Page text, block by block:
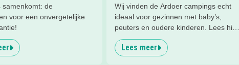
samenkomt: de
voor een onvergetelijke
Wij vinden de Ardoer campings echt
ideaal voor gezinnen met baby’s,
peuters en oudere kinderen. Lees hier
waarom!
Lees meer